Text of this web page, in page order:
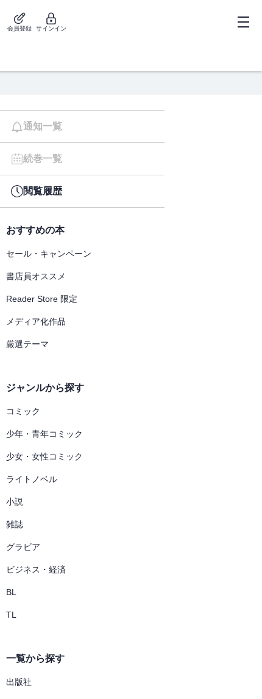
会員登録 サインイン
通知一覧
続巻一覧
閲覧履歴
おすすめの本
セール・キャンペーン
書店員オススメ
Reader Store 限定
メディア化作品
厳選テーマ
ジャンルから探す
コミック
少年・青年コミック
少女・女性コミック
ライトノベル
小説
雑誌
グラビア
ビジネス・経済
BL
TL
一覧から探す
出版社